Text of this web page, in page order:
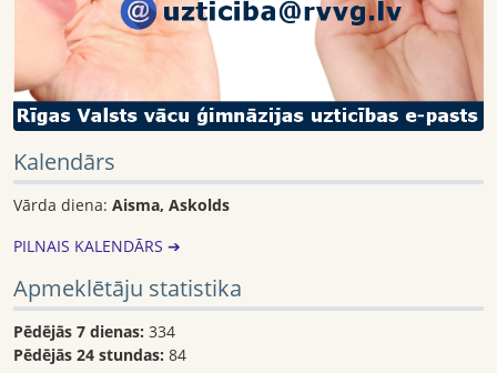
Kalendārs
Vārda diena: Aisma, Askolds
PILNAIS KALENDĀRS ➔
Apmeklētāju statistika
Pēdējās 7 dienas: 334
Pēdējās 24 stundas: 84